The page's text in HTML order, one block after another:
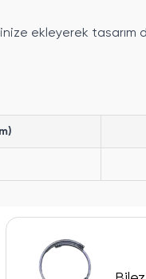
ekleyerek tasarım